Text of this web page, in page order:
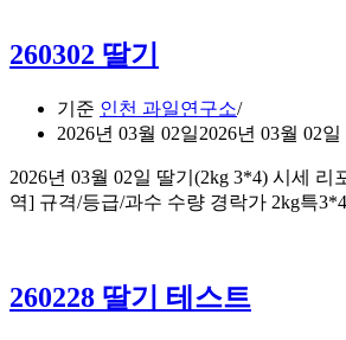
260302 딸기
기준 인천 과일연구소
2026년 03월 02일2026년 03월 02일
2026년 03월 02일 딸기(2kg 3*4) 시세
역] 규격/등급/과수 수량 경락가 2kg특
260228 딸기 테스트